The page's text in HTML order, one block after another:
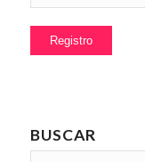
BUSCAR